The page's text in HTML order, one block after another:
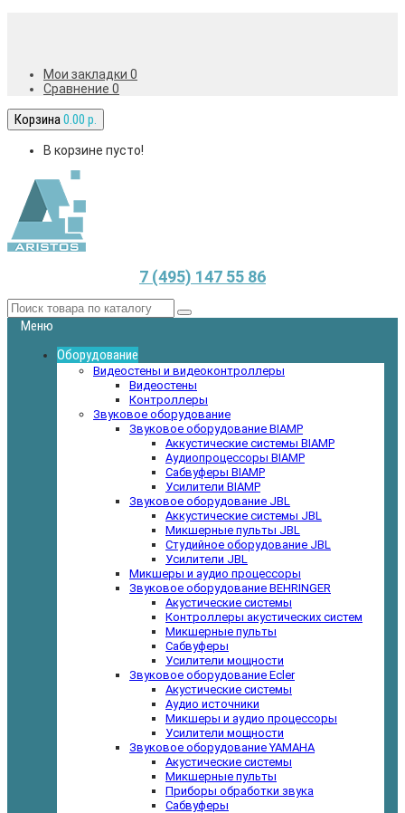
Мои закладки 0
Сравнение 0
Корзина0.00 р.
В корзине пусто!
7 (495) 147 55 86
Меню
Оборудование
Видеостены и видеоконтроллеры
Видеостены
Контроллеры
Звуковое оборудование
Звуковое оборудование BIAMP
Аккустические системы BIAMP
Аудиопроцессоры BIAMP
Сабвуферы BIAMP
Усилители BIAMP
Звуковое оборудование JBL
Аккустические системы JBL
Микшерные пульты JBL
Студийное оборудование JBL
Усилители JBL
Микшеры и аудио процессоры
Звуковое оборудование BEHRINGER
Акустические системы
Контроллеры акустических систем
Микшерные пульты
Сабвуферы
Усилители мощности
Звуковое оборудование Ecler
Акустические системы
Аудио источники
Микшеры и аудио процессоры
Усилители мощности
Звуковое оборудование YAMAHA
Акустические системы
Микшерные пульты
Приборы обработки звука
Сабвуферы